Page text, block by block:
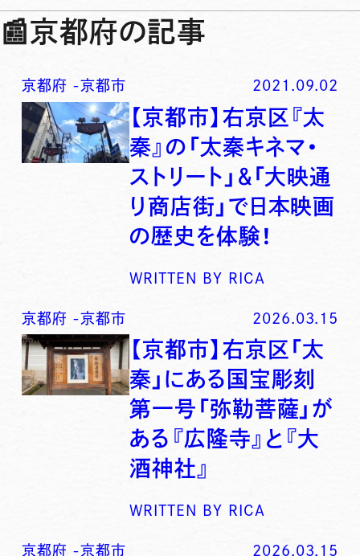
📰京都府の記事
京都府 -京都市 2021.09.02
【京都市】右京区『太
秦』の「太秦キネマ・
ストリート」＆「大映通
り商店街」で日本映画
の歴史を体験！
WRITTEN BY RICA
京都府 -京都市 2026.03.15
【京都市】右京区「太
秦」にある国宝彫刻
第一号「弥勒菩薩」が
ある『広隆寺』と『大
酒神社』
WRITTEN BY RICA
京都府 -京都市 2026.03.15